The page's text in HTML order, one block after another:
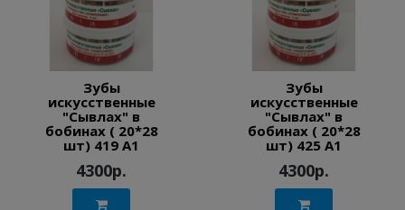
Зубы
искусственные
"Сывлах" в
бобинах ( 20*28
шт) 419 A1
4300р.
Зубы
искусственные
"Сывлах" в
бобинах ( 20*28
шт) 425 A1
4300р.